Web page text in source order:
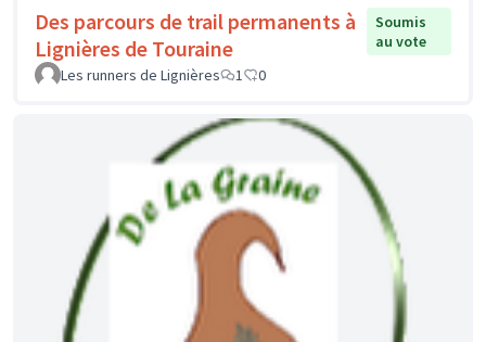
Des parcours de trail permanents à
Lignières de Touraine
Soumis
au vote
Les runners de Lignières
1 0